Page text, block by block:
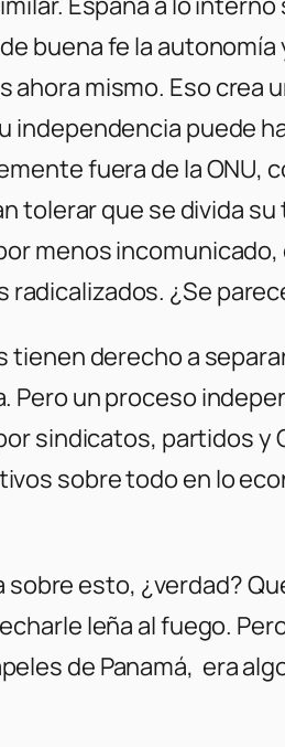
buena fe la
mismo. Eso crea
independencia puede
fuera de la
tolerar que se divida
menos
¿Se
derecho a
Pero un proceso
sindicatos, partidos
sobre todo en lo
esto, ¿verdad?
leña al fuego.
de Panamá, era